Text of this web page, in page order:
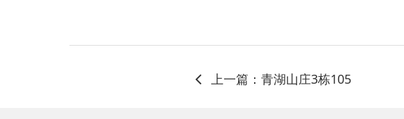
上一篇：青湖山庄3栋105